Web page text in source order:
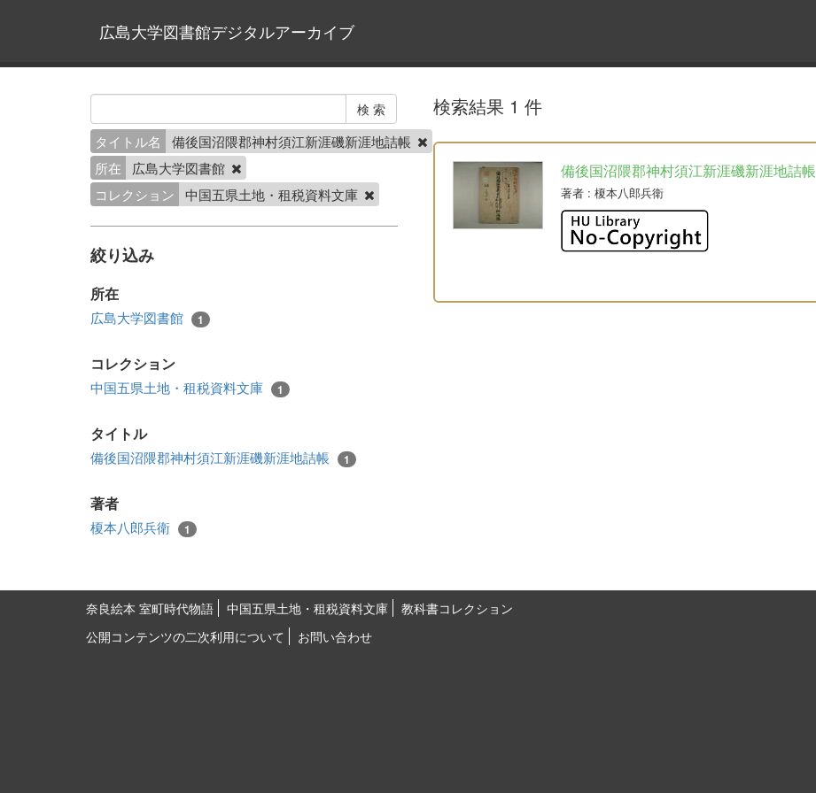
広島大学図書館デジタルアーカイブ
タイトル名
備後国沼隈郡神村須江新涯磯新涯地詰帳
所在
広島大学図書館
コレクション
中国五県土地・租税資料文庫
絞り込み
所在
広島大学図書館 1
コレクション
中国五県土地・租税資料文庫 1
タイトル
備後国沼隈郡神村須江新涯磯新涯地詰帳 1
著者
榎本八郎兵衛 1
検索結果 1 件
備後国沼隈郡神村須江新涯磯新涯地詰帳
著者: 榎本八郎兵衛
奈良絵本 室町時代物語 中国五県土地・租税資料文庫
教科書コレクション
公開コンテンツの二次利用について
お問い合わせ